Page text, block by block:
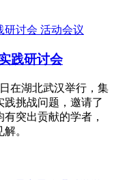
活动会议
践研讨会
在湖北武汉举行，集
挑战问题，邀请了
突出贡献的学者，
。